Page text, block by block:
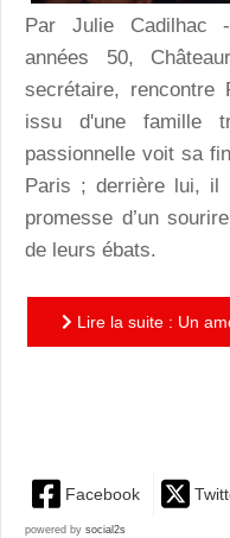
Par Julie Cadilhac -
années 50,
secrétaire, rencontre
issu d'une famille
passionnelle voit sa
Paris ; derrière lui, il
promesse d’un
de leurs ébats.
Lire la suite : Un
Facebook
powered by social2s